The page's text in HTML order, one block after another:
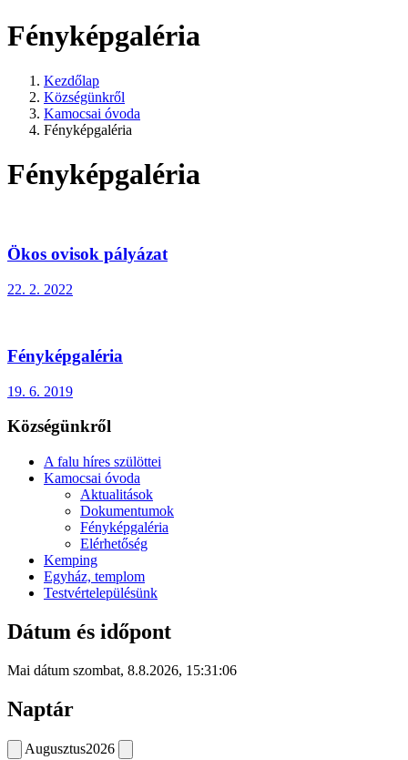
Fényképgaléria
Kezdőlap
Községünkről
Kamocsai óvoda
Fényképgaléria
Fényképgaléria
Ökos ovisok pályázat
22. 2. 2022
Fényképgaléria
19. 6. 2019
Községünkről
A falu híres szülöttei
Kamocsai óvoda
Aktualitások
Dokumentumok
Fényképgaléria
Elérhetőség
Kemping
Egyház, templom
Testvértelepülésünk
Dátum és időpont
Mai dátum szombat, 8.8.2026, 15:31:06
Naptár
Augusztus2026